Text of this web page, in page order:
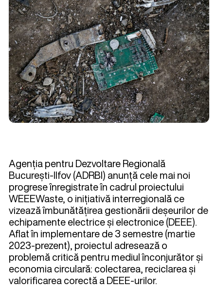
Agenția pentru Dezvoltare Regională
București-Ilfov (ADRBI) anunță cele mai noi
progrese înregistrate în cadrul proiectului
WEEEWaste, o inițiativă interregională ce
vizează îmbunătățirea gestionării deșeurilor de
echipamente electrice și electronice (DEEE).
Aflat în implementare de 3 semestre (martie
2023-prezent), proiectul adresează o
problemă critică pentru mediul înconjurător și
economia circulară: colectarea, reciclarea și
valorificarea corectă a DEEE-urilor.